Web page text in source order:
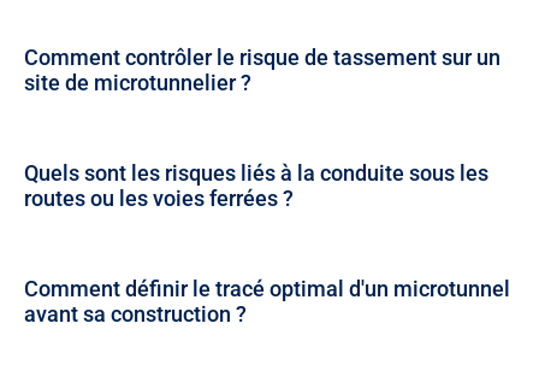
Comment contrôler le risque de tassement sur un
site de microtunnelier ?
Quels sont les risques liés à la conduite sous les
routes ou les voies ferrées ?
Comment définir le tracé optimal d'un microtunnel
avant sa construction ?